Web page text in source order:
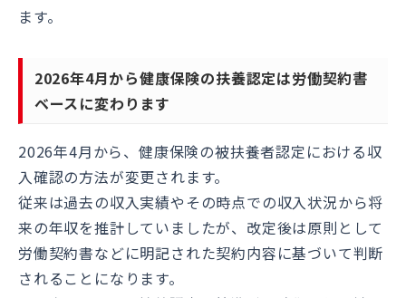
ます。
2026年4月から健康保険の扶養認定は労働契約書
ベースに変わります
2026年4月から、健康保険の被扶養者認定における収
入確認の方法が変更されます。
従来は過去の収入実績やその時点での収入状況から将
来の年収を推計していましたが、改定後は原則として
労働契約書などに明記された契約内容に基づいて判断
されることになります。